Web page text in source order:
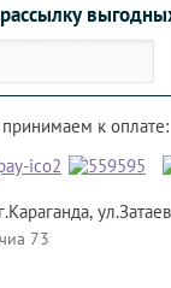
к оплате:
73